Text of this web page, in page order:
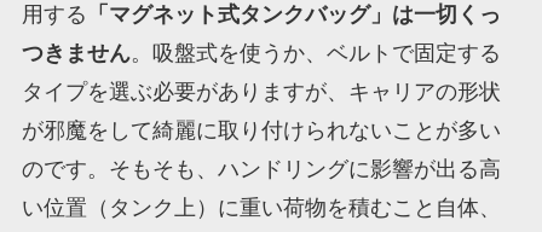
用する 「マグネット式タンクバッグ」は一切くっ
つきません。吸盤式を使うか、ベルトで固定する
タイプを選ぶ必要がありますが、キャリアの形状
が邪魔をして綺麗に取り付けられないことが多い
のです。そもそも、ハンドリングに影響が出る高
い位置（タンク上）に重い荷物を積むこと自体、